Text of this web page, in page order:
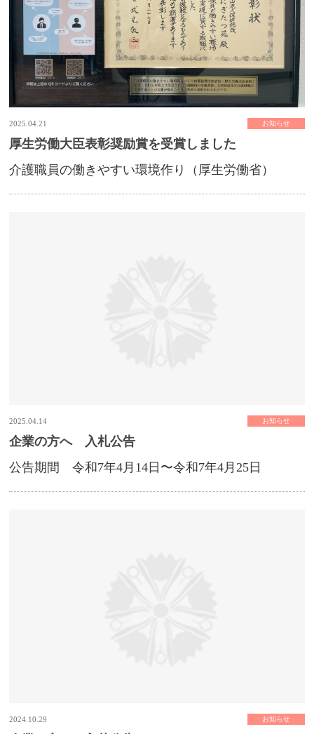
2025.04.21 お知らせ
厚生労働大臣表彰奨励賞を受賞しました
介護職員の働きやすい環境作り（厚生労働省）
2025.04.14 お知らせ
企業の方へ 入札公告
公告期間 令和7年4月14日〜令和7年4月25日
2024.10.29 お知らせ